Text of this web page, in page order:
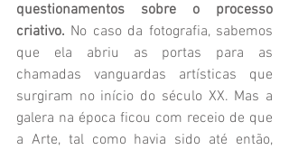
questionamentos sobre o processo
criativo. No caso da fotografia, sabemos
que ela abriu as portas para as
chamadas vanguardas artísticas que
surgiram no início do século XX. Mas a
galera na época ficou com receio de que
a Arte, tal como havia sido até então,